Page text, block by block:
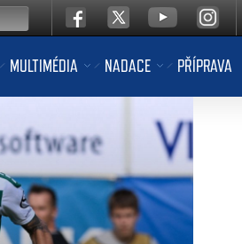
MULTIMÉDIA NADACE PŘÍPRAVA